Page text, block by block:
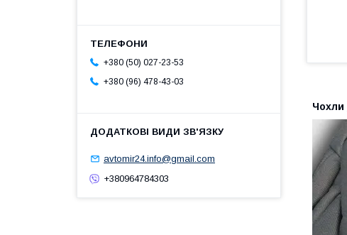
Чохли
+380 (50) 027-23-53
+380 (96) 478-43-03
avtomir24.info@gmail.com
+380964784303